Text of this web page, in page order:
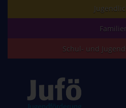
Schul- und